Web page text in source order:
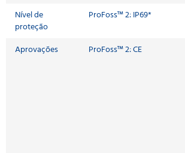
Nível de
proteção
ProFoss™ 2: IP69*
Aprovações
ProFoss™ 2: CE